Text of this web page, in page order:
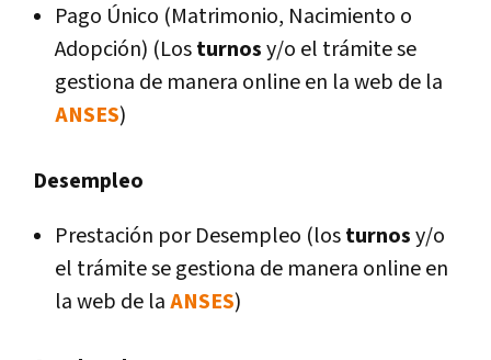
Pago Único (Matrimonio, Nacimiento o
Adopción) (Losturnosy/o el trámite se
gestiona de manera online en la web de la
ANSES)
Desempleo
Prestación por Desempleo (losturnosy/o
el trámite se gestiona de manera online en
la web de laANSES)